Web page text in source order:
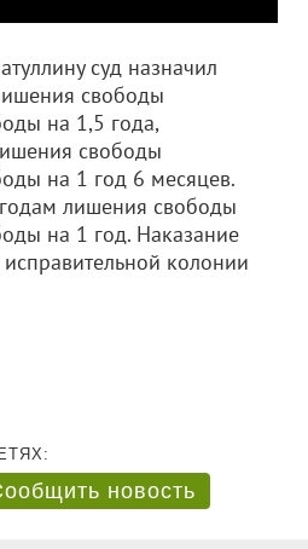
суд назначил
свободы
на 1,5 года,
свободы
на 1 год 6 месяцев.
лишения свободы
на 1 год. Наказание
колонии
новость